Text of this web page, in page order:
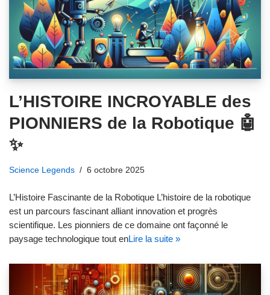
L’HISTOIRE INCROYABLE des
PIONNIERS de la Robotique 🤖
✨
Science Legends 6 octobre 2025
L’Histoire Fascinante de la Robotique L’histoire de la robotique
est un parcours fascinant alliant innovation et progrès
scientifique. Les pionniers de ce domaine ont façonné le
paysage technologique tout enLire la suite »